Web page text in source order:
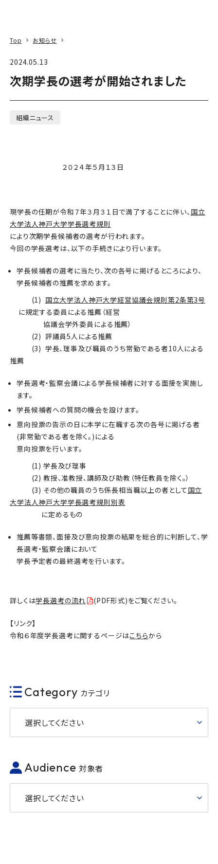
Top お知らせ
2024.05.13
次期学長の選考が開始されました
組織ニュース
２０２４年５月１３日
現学長の任期が令和７年３月３１日で満了することに伴い、 国立
大学法人神戸大学学長選考規則
により次期学長候補者の選考が行われます。
今回の学長選考は、以下の手続きにより行います。
学長候補者の選考に当たり、次の各号に掲げるところにより、
学長候補者の推薦を求めます。
(1) 国立大学法人神戸大学経営協議会規則第2条第3号
に規定する委員による推薦（経営
協議会学外委員による推薦）
(2) 評議員5人による推薦
(3) 学長、理事及び職員のうち常勤である者10人による
推薦
学長選考・監察会議による学長候補者に対する面接を実施し
ます。
学長候補者への質問の機会を設けます。
意向投票の告示の日に本学に在職する次の各号に掲げる者
(非常勤である者を除く。)による
意向投票を行います。
(1) 学長及び理事
(2) 教授、准教授、講師及び助教（特任教員を除く。）
(3) その他の職員のうち係長相当職以上の者として 国立
大学法人神戸大学学長選考規則別表
に定めるもの
推薦等書類、面接及び意向投票の結果を総合的に判断して、学
長選考・監察会議において
学長予定者の最終選考を行います。
詳しくは学長選考の流れ (PDF形式)をご覧ください。
【リンク】
令和６年度学長選考に関するページはこちらから
Category カテゴリ
選択してください
Audience 対象者
選択してください